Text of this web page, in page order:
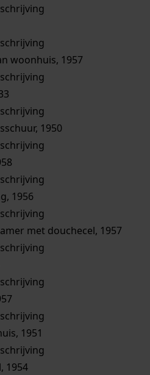
woonhuis, 1957
1950
1956
met douchecel, 1957
1951
1954